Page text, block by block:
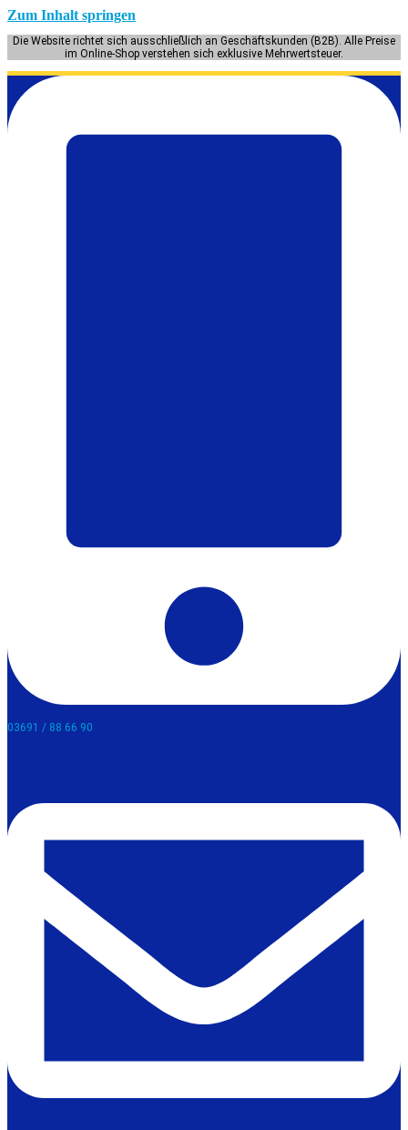
Zum Inhalt springen
Die Website richtet sich ausschließlich an Geschäftskunden (B2B). Alle Preise
im Online-Shop verstehen sich exklusive Mehrwertsteuer.
03691 / 88 66 90​